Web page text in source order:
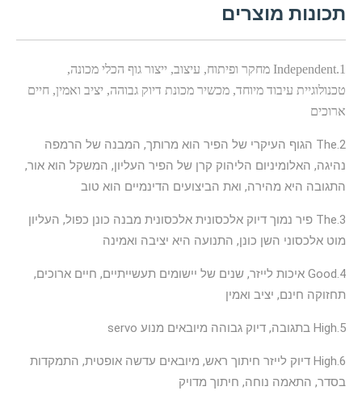
תכונות מוצרים
1.Independent מחקר ופיתוח, עיצוב, ייצור גוף הכלי מכונה,
טכנולוגיית עיבוד מיוחד, מכשיר מכונת דיוק גבוהה, יציב ואמין, חיים
ארוכים
2.The הגוף העיקרי של הפיר הוא מרותך, המבנה של הרמפה
נהיגה, האלומיניום הליהוק קרן של הפיר העליון, המשקל הוא אור,
התגובה היא מהירה, ואת הביצועים הדינמיים הוא טוב
3.The פיר נמוך דיוק אלכסונית אלכסונית מבנה כונן כפול, העליון
מוט אלכסוני השן כונן, התנועה היא יציבה ואמינה
4.Good איכות לייזר, שנים של יישומים תעשייתיים, חיים ארוכים,
תחזוקה חינם, יציב ואמין
5.High בתגובה, דיוק גבוהה מיובאים מנוע servo
6.High דיוק לייזר חיתוך ראש, מיובאים עדשה אופטית, התמקדות
בסדר, התאמה נוחה, חיתוך מדויק